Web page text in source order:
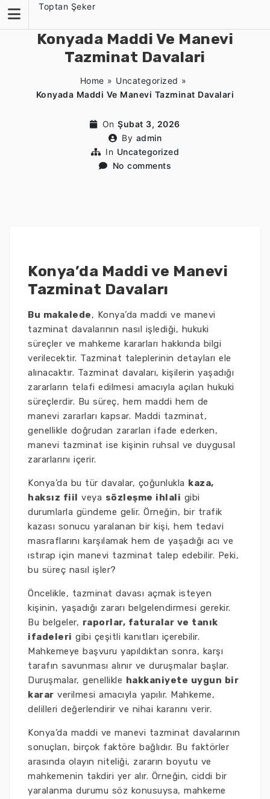
content
Toptan Şeker
Konyada Maddi Ve Manevi
Tazminat Davalari
Home » Uncategorized »
Konyada Maddi Ve Manevi Tazminat Davalari
On Şubat 3, 2026
By admin
In Uncategorized
No comments
Konya’da Maddi ve Manevi
Tazminat Davaları
Bu makalede, Konya’da maddi ve manevi
tazminat davalarının nasıl işlediği, hukuki
süreçler ve mahkeme kararları hakkında bilgi
verilecektir. Tazminat taleplerinin detayları ele
alınacaktır. Tazminat davaları, kişilerin yaşadığı
zararların telafi edilmesi amacıyla açılan hukuki
süreçlerdir. Bu süreç, hem maddi hem de
manevi zararları kapsar. Maddi tazminat,
genellikle doğrudan zararları ifade ederken,
manevi tazminat ise kişinin ruhsal ve duygusal
zararlarını içerir.
Konya’da bu tür davalar, çoğunlukla kaza,
haksız fiil veya sözleşme ihlali gibi
durumlarla gündeme gelir. Örneğin, bir trafik
kazası sonucu yaralanan bir kişi, hem tedavi
masraflarını karşılamak hem de yaşadığı acı ve
ıstırap için manevi tazminat talep edebilir. Peki,
bu süreç nasıl işler?
Öncelikle, tazminat davası açmak isteyen
kişinin, yaşadığı zararı belgelendirmesi gerekir.
Bu belgeler, raporlar, faturalar ve tanık
ifadeleri gibi çeşitli kanıtları içerebilir.
Mahkemeye başvuru yapıldıktan sonra, karşı
tarafın savunması alınır ve duruşmalar başlar.
Duruşmalar, genellikle hakkaniyete uygun bir
karar verilmesi amacıyla yapılır. Mahkeme,
delilleri değerlendirir ve nihai kararını verir.
Konya’da maddi ve manevi tazminat davalarının
sonuçları, birçok faktöre bağlıdır. Bu faktörler
arasında olayın niteliği, zararın boyutu ve
mahkemenin takdiri yer alır. Örneğin, ciddi bir
yaralanma durumu söz konusuysa, mahkeme